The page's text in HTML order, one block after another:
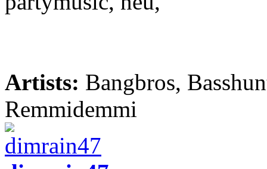
Artists: Bangbros,
Remmidemmi